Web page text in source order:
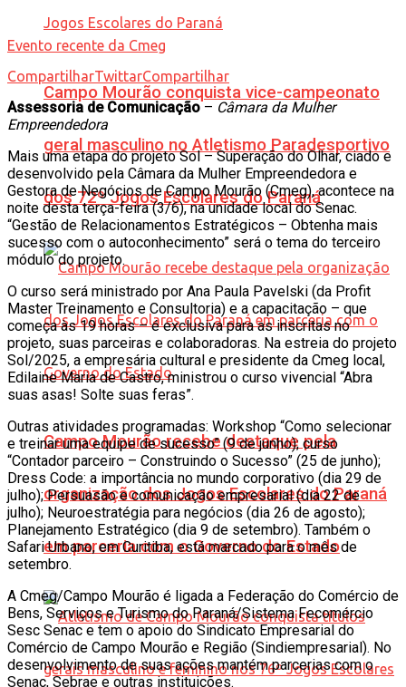
Campo Mourão conquista vice-campeonato
geral masculino no Atletismo Paradesportivo
dos 72º Jogos Escolares do Paraná
Campo Mourão recebe destaque pela
organização dos Jogos Escolares do Paraná
em parceria com o Governo do Estado
Evento recente da Cmeg
CompartilharTwittarCompartilhar
Assessoria de Comunicação– Câmara da Mulher
Empreendedora
Mais uma etapa do projeto Sol – Superação do Olhar, ciado e
desenvolvido pela Câmara da Mulher Empreendedora e
Gestora de Negócios de Campo Mourão (Cmeg), acontece na
noite desta terça-feira (3/6), na unidade local do Senac.
“Gestão de Relacionamentos Estratégicos – Obtenha mais
sucesso com o autoconhecimento” será o tema do terceiro
módulo do projeto.
O curso será ministrado por Ana Paula Pavelski (da Profit
Master Treinamento e Consultoria) e a capacitação – que
começa às 19 horas – é exclusiva para as inscritas no
projeto, suas parceiras e colaboradoras. Na estreia do projeto
Sol/2025, a empresária cultural e presidente da Cmeg local,
Edilaine Maria de Castro, ministrou o curso vivencial “Abra
suas asas! Solte suas feras”.
Outras atividades programadas: Workshop “Como selecionar
e treinar uma equipe de sucesso” (9 de junho); curso
“Contador parceiro – Construindo o Sucesso” (25 de junho);
Dress Code: a importância no mundo corporativo (dia 29 de
julho); Persuasão e comunicação empresarial (dia 22 de
julho); Neuroestratégia para negócios (dia 26 de agosto);
Planejamento Estratégico (dia 9 de setembro). Também o
Safari Urbano, em Curitiba, está marcado para o mês de
setembro.
A Cmeg/Campo Mourão é ligada a Federação do Comércio de
Bens, Serviços e Turismo do Paraná/Sistema Fecomércio
Sesc Senac e tem o apoio do Sindicato Empresarial do
Comércio de Campo Mourão e Região (Sindiempresarial). No
desenvolvimento de suas ações mantém parcerias com o
Senac, Sebrae e outras instituições.